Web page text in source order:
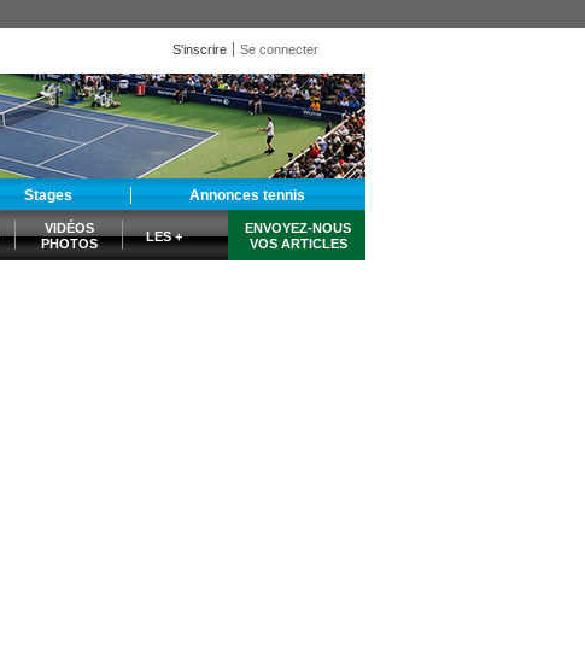
S'inscrire Se connecter
Stages Annonces tennis
VIDÉOS
PHOTOS
LES +
ENVOYEZ-NOUS
VOS ARTICLES